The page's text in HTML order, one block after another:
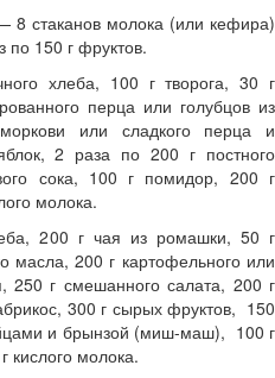
стаканов молока (или кефира)
по 150 г фруктов.
хлеба, 100 г творога, 30 г
перца или голубцов из
или сладкого перца и
2 раза по 200 г постного
сока, 100 г помидор, 200 г
молока.
200 г чая из ромашки, 50 г
масла, 200 г картофельного или
250 г смешанного салата, 200 г
300 г сырых фруктов, 150
и брынзой (миш-маш), 100 г
кислого молока.